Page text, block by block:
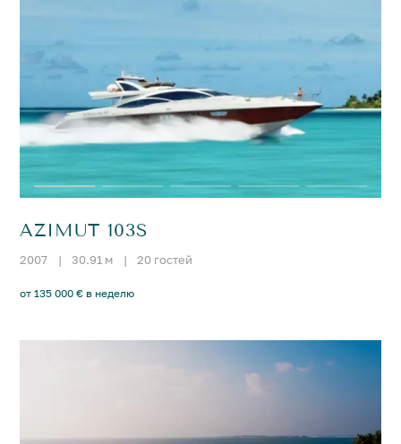
AZIMUT 103S
2007 | 30.91 м | 20 гостей
от 135 000 € в неделю